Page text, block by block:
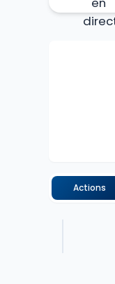
Actions